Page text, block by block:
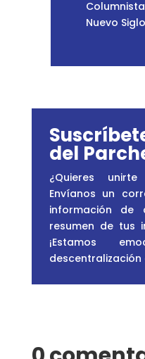
Nuevo
del
¿Quieres
Envíanos un
información
resumen de tus
¡Estamos
descentralización